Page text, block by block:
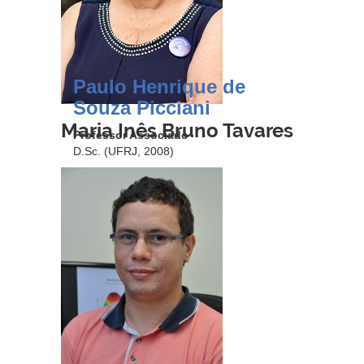
Maria Inês Bruno Tavares
Paulo Henrique de
Souza Picciani
Professor Associado
D.Sc. (UFRJ, 2008)